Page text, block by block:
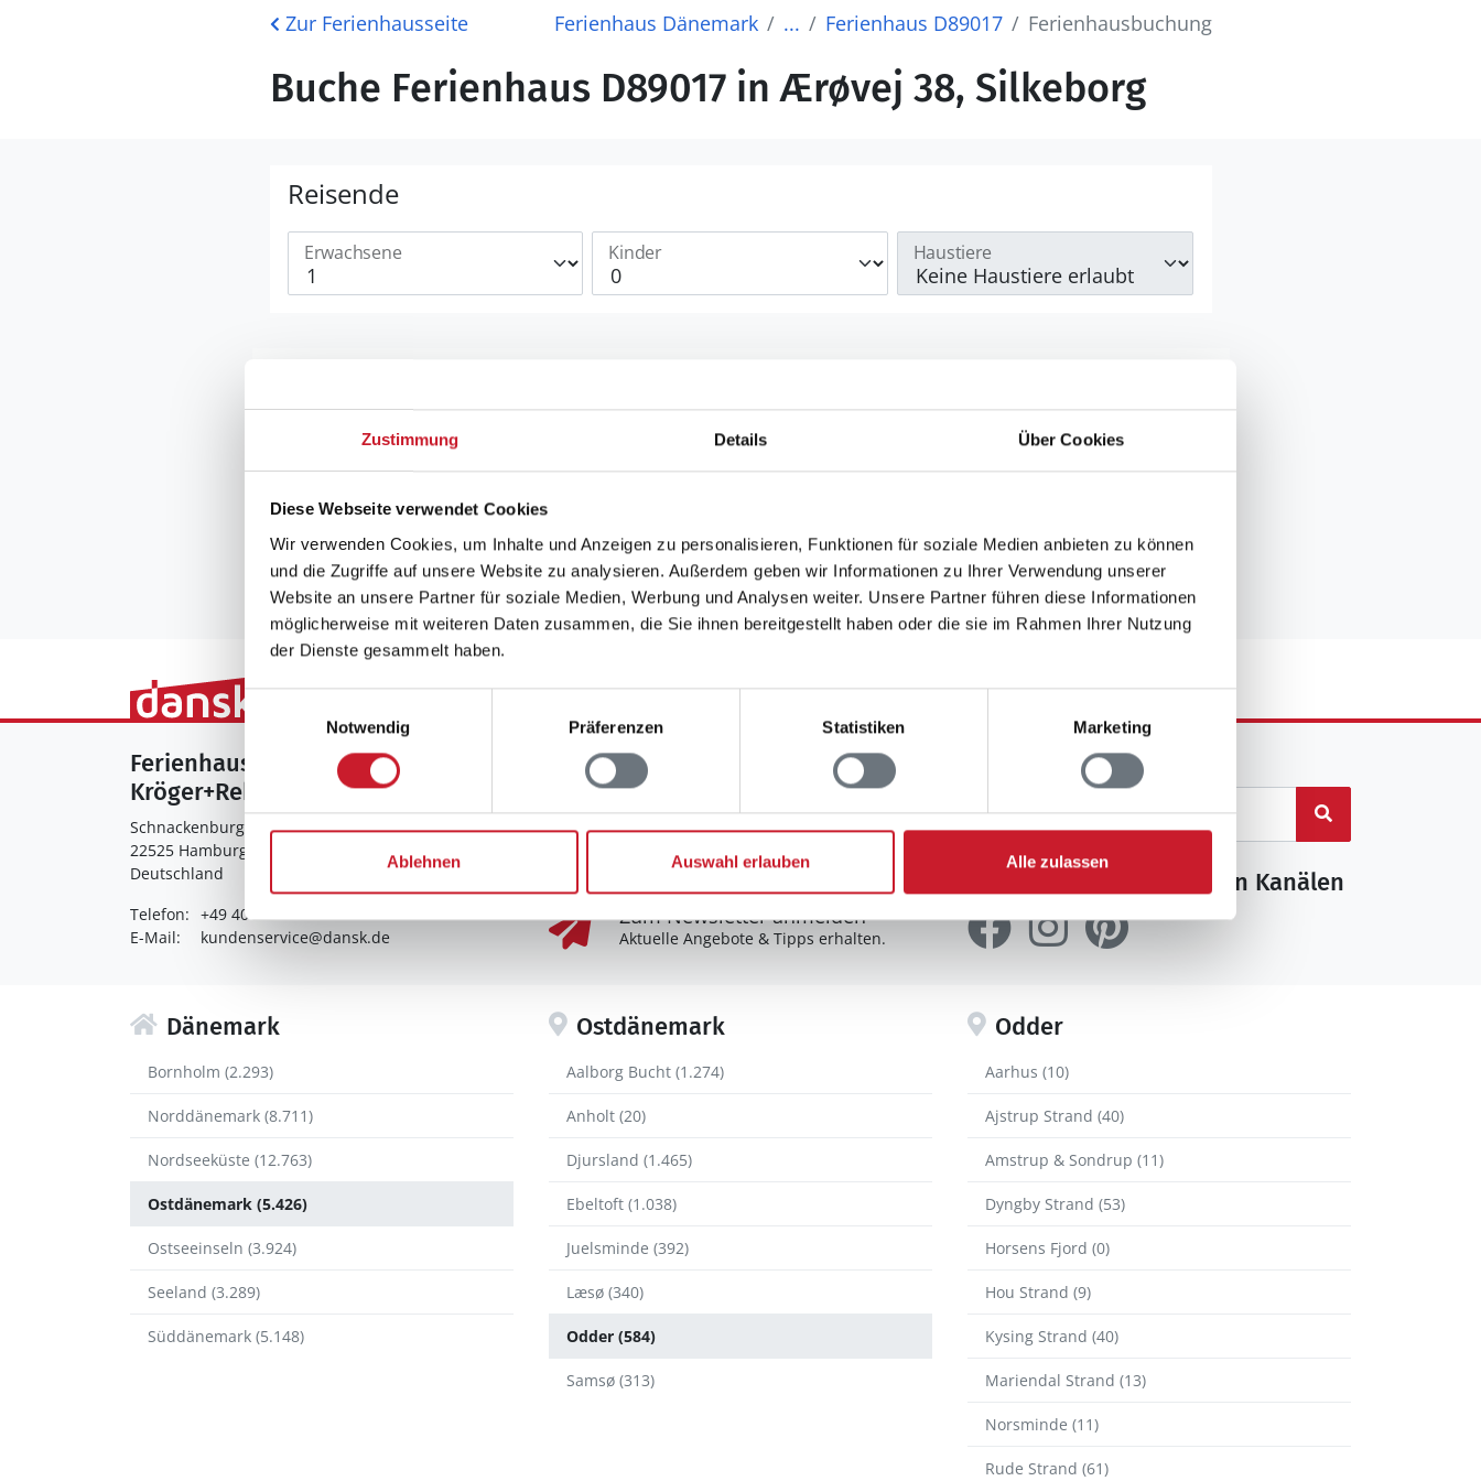
Zustimmung Details Über Cookies
Diese Webseite verwendet Cookies
Wir verwenden Cookies, um Inhalte und Anzeigen zu personalisieren, Funktionen für soziale Medien anbieten zu können
und die Zugriffe auf unsere Website zu analysieren. Außerdem geben wir Informationen zu Ihrer Verwendung unserer
Website an unsere Partner für soziale Medien, Werbung und Analysen weiter. Unsere Partner führen diese Informationen
möglicherweise mit weiteren Daten zusammen, die Sie ihnen bereitgestellt haben oder die sie im Rahmen Ihrer Nutzung
der Dienste gesammelt haben.
Einwilligungsauswahl
Notwendig
Präferenzen Statistiken Marketing
Ablehnen Auswahl erlauben Alle zulassen
Zur Ferienhausseite Ferienhaus Dänemark ... Ferienhaus D89017 Ferienhausbuchung
Buche Ferienhaus D89017 in Ærøvej 38, Silkeborg
Reisende
Erwachsene Kinder Haustiere
Buchungsformular wird geladen.
Ferienhausvermittlung
Kröger+Rehn GmbH
Schnackenburgallee 158
22525 Hamburg
Deutschland
Telefon: +49 40 5477950
E-Mail:
kundenservice@dansk.de
Nehmen Sie Kontakt zu uns auf
Zum Kontaktformular
Zum Newsletter anmelden
Aktuelle Angebote & Tipps erhalten.
Auf der Seite suchen
Suchen
Folgen Sie uns auf diesen Kanälen
Dänemark
Bornholm (2.293)
Norddänemark (8.711)
Nordseeküste (12.763)
Ostdänemark (5.426)
Ostseeinseln (3.924)
Seeland (3.289)
Süddänemark (5.148)
Ostdänemark
Aalborg Bucht (1.274)
Anholt (20)
Djursland (1.465)
Ebeltoft (1.038)
Juelsminde (392)
Læsø (340)
Odder (584)
Samsø (313)
Odder
Aarhus (10)
Ajstrup Strand (40)
Amstrup & Sondrup (11)
Dyngby Strand (53)
Horsens Fjord (0)
Hou Strand (9)
Kysing Strand (40)
Mariendal Strand (13)
Norsminde (11)
Rude Strand (61)